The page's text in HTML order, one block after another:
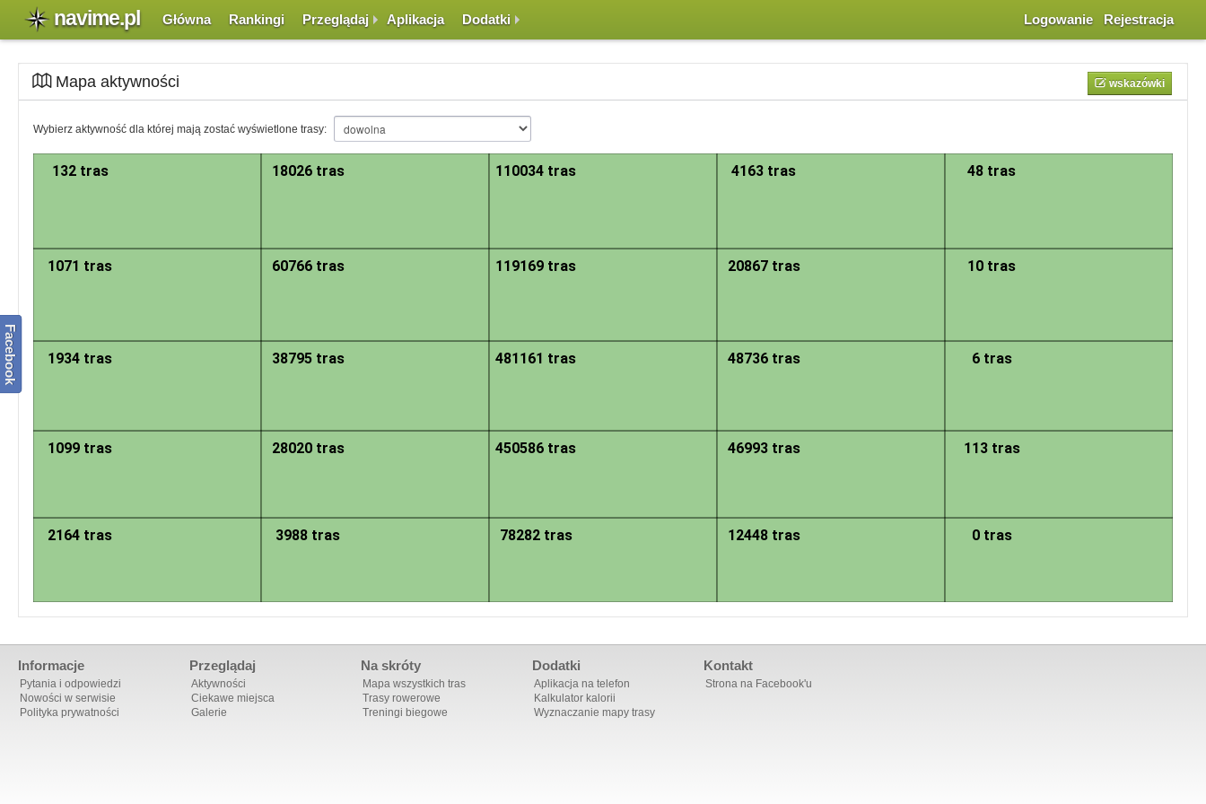
navime.pl Główna Rankingi Przeglądaj Aplikacja Dodatki Logowanie Rejestracja
Mapa aktywności wskazówki
Mapa została podzielona na sektory. Każdy z sektorów zawiera informację ile w jego obszarze znajduje się zarejestrowanych tras. Nawigacja po mapie odbywa się w standardowy sposób, z tym, że po kliknięciu w dany sektor następuje
jego powiększenie. Przy pewnym stopniu powiększenia mapy, zamiast sektorów, widoczne są grupy punktów lub pojedyncze punkty symbolizujące początki tras. Naciśnięcie na takim punkcie powoduje przeniesienie do szczegółowego
Wybierz aktywność dla której mają zostać wyświetlone trasy:
1099 tras
2164 tras 12448 tras
3988 tras 0 tras
78282 tras
1934 tras 38795 tras
28020 tras 46993 tras 113 tras
450586 tras
481161 tras 6 tras
1071 tras
48736 tras
60766 tras 119169 tras
18026 tras
132 tras 110034 tras 4163 tras
10 tras
20867 tras
48 tras
Informacje
Pytania i odpowiedzi
Nowości w serwisie
Polityka prywatności
Przeglądaj
Aktywności
Ciekawe miejsca
Galerie
Na skróty
Mapa wszystkich tras
Trasy rowerowe
Treningi biegowe
Dodatki
Aplikacja na telefon
Kalkulator kalorii
Wyznaczanie mapy trasy
Kontakt
Strona na Facebook'u
Facebook